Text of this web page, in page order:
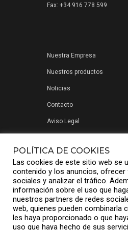
Fax: +34 916 778 599
Nuestra Empresa
Nuestros productos
Noticias
Contacto
Aviso Legal
POLÍTICA DE COOKIES
Las cookies de este sitio web se
contenido y los anuncios, ofrecer
sociales y analizar el tráfico.
información sobre el uso que
nuestros partners de redes
web, quienes pueden combinarla
les haya proporcionado o que
uso que haya hecho de sus